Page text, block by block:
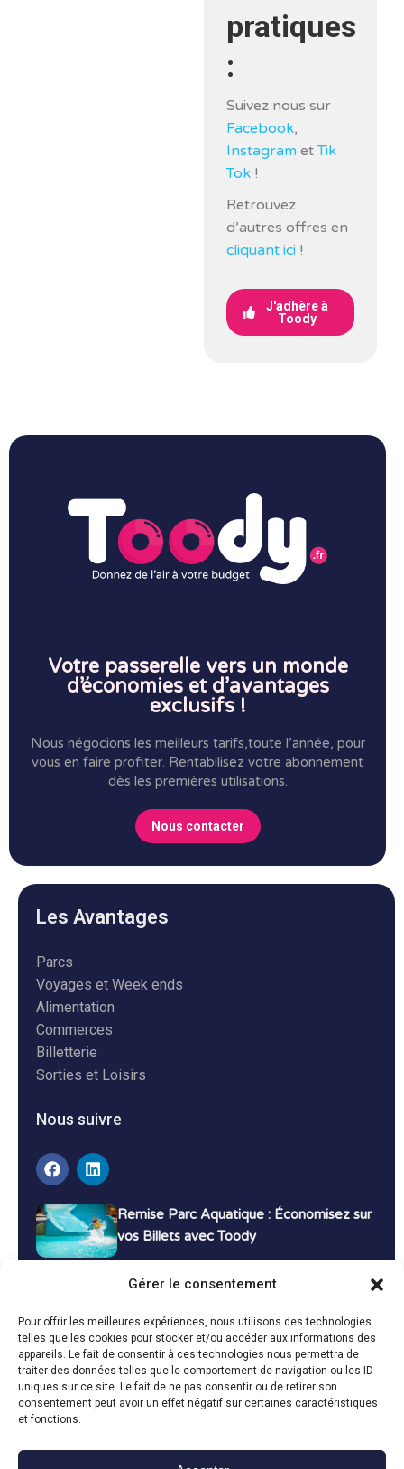
Gérer le consentement
Pour offrir les meilleures expériences, nous utilisons des technologies
telles que les cookies pour stocker et/ou accéder aux informations des
appareils. Le fait de consentir à ces technologies nous permettra de
traiter des données telles que le comportement de navigation ou les ID
uniques sur ce site. Le fait de ne pas consentir ou de retirer son
consentement peut avoir un effet négatif sur certaines caractéristiques
et fonctions.
pratiques
:
Suivez nous sur
Facebook,
Instagram etTik
Tok !
Retrouvez
d’autres offres en
cliquant ici !
J'adhère à
Toody
Votre passerelle vers un monde
d’économies et d’avantages
exclusifs !
Nous négocions les meilleurs tarifs,toute l’année, pour
vous en faire profiter. Rentabilisez votre abonnement
dès les premières utilisations.
Nous contacter
Les Avantages
Parcs
Voyages et Week ends
Alimentation
Commerces
Billetterie
Sorties et Loisirs
Nous suivre
Remise Parc Aquatique : Économisez sur
vos Billets avec Toody
Bons Plans Voyage : Économisez sur vos
Vacances avec Toody
13 décembre 2024 Bon plans